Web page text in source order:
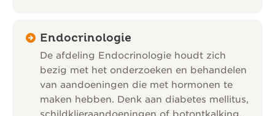
Endocrinologie
De afdeling Endocrinologie houdt zich
bezig met het onderzoeken en behandelen
van aandoeningen die met hormonen te
maken hebben. Denk aan diabetes mellitus,